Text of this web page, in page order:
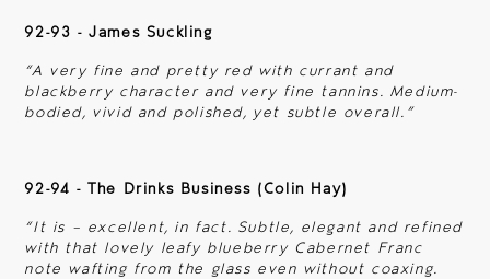
Tables privées
Réceptions & Séminaires
92-93 - James Suckling
“A very fine and pretty red with currant and
blackberry character and very fine tannins. Medium-
bodied, vivid and polished, yet subtle overall.”
92-94 - The Drinks Business (Colin Hay)
“It is – excellent, in fact. Subtle, elegant and refined
with that lovely leafy blueberry Cabernet Franc
note wafting from the glass even without coaxing.